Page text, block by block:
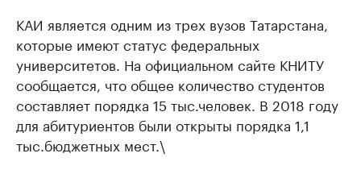
КАИ является одним из трех вузов Татарстана,
которые имеют статус федеральных
университетов. На официальном сайте КНИТУ
сообщается, что общее количество студентов
составляет порядка 15 тыс.человек. В 2018 году
для абитуриентов были открыты порядка 1,1
тыс.бюджетных мест.\